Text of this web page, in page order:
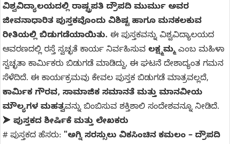
ವಿಶ್ವವಿದ್ಯಾಲಯದಲ್ಲಿ ರಾಷ್ಟ್ರಪತಿ ದ್ರೌಪದಿ ಮುರ್ಮು ಅವರ
ಜೀವನಾಧಾರಿತ ಪುಸ್ತಕವೊಂದು ವಿಶಿಷ್ಟ ಹಾಗೂ ಮನಕಲಕುವ
ರೀತಿಯಲ್ಲಿ ಬಿಡುಗಡೆಯಾಯಿತು. ಈ ಪುಸ್ತಕವನ್ನು ವಿಶ್ವವಿದ್ಯಾಲಯದ
ಆವರಣದಲ್ಲಿ ರಸ್ತೆ ಸ್ವಚ್ಛತೆ ಕಾರ್ಯ ನಿರ್ವಹಿಸುವ ಲಕ್ಷ್ಮಮ್ಮಎಂಬ ಮಹಿಳಾ
ಸ್ವಚ್ಛತಾ ಕಾರ್ಮಿಕರು ಬಿಡುಗಡೆ ಮಾಡಿದ್ದು, ಈ ಘಟನೆ ದೇಶಾದ್ಯಂತ ಗಮನ
ಸೆಳೆದಿದೆ. ಈ ಕಾರ್ಯಕ್ರಮವು ಕೇವಲ ಪುಸ್ತಕ ಬಿಡುಗಡೆ ಮಾತ್ರವಲ್ಲದೆ,
ಕಾರ್ಮಿಕ ಗೌರವ, ಸಾಮಾಜಿಕ ಸಮಾನತೆ ಮತ್ತು ಮಾನವೀಯ
ಮೌಲ್ಯಗಳ ಮಹತ್ವವನ್ನು ಬಿಂಬಿಸುವ ಶಕ್ತಿಶಾಲಿ ಸಂದೇಶವನ್ನೂ ನೀಡಿದೆ.
➤ ಪುಸ್ತಕದ ಶೀರ್ಷಿಕೆ ಮತ್ತು ಲೇಖಕರು
# ಪುಸ್ತಕದ ಹೆಸರು: "ಅಗ್ನಿ ಸರಸ್ಸುಲು ವಿಕಸಿಂಚಿನ ಕಮಲಂ – ದ್ರೌಪದಿ